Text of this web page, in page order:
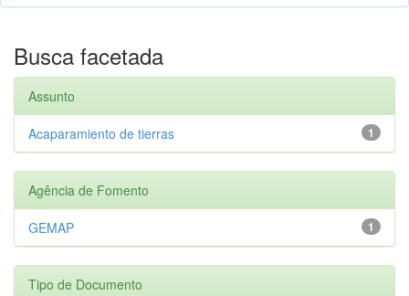
Busca facetada
Assunto
1
Acaparamiento de tierras
Agência de Fomento
1
GEMAP
Tipo de Documento